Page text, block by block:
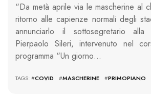
“Da metà aprile via le mascherine al
ritorno alle capienze normali degli
annunciarlo il sottosegretario alla
Pierpaolo Sileri, intervenuto nel
programma “Un giorno…
TAGS: #COVID #MASCHERINE #PRIMOPIANO